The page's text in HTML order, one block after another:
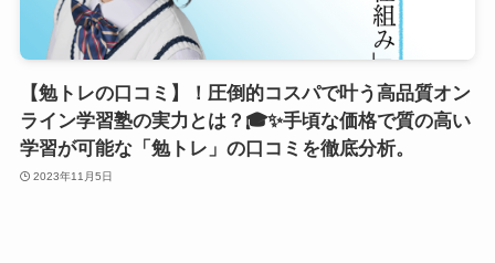
【勉トレの口コミ】！圧倒的コスパで叶う高品質オン
ライン学習塾の実力とは？🎓✨手頃な価格で質の高い
学習が可能な「勉トレ」の口コミを徹底分析。
2023年11月5日